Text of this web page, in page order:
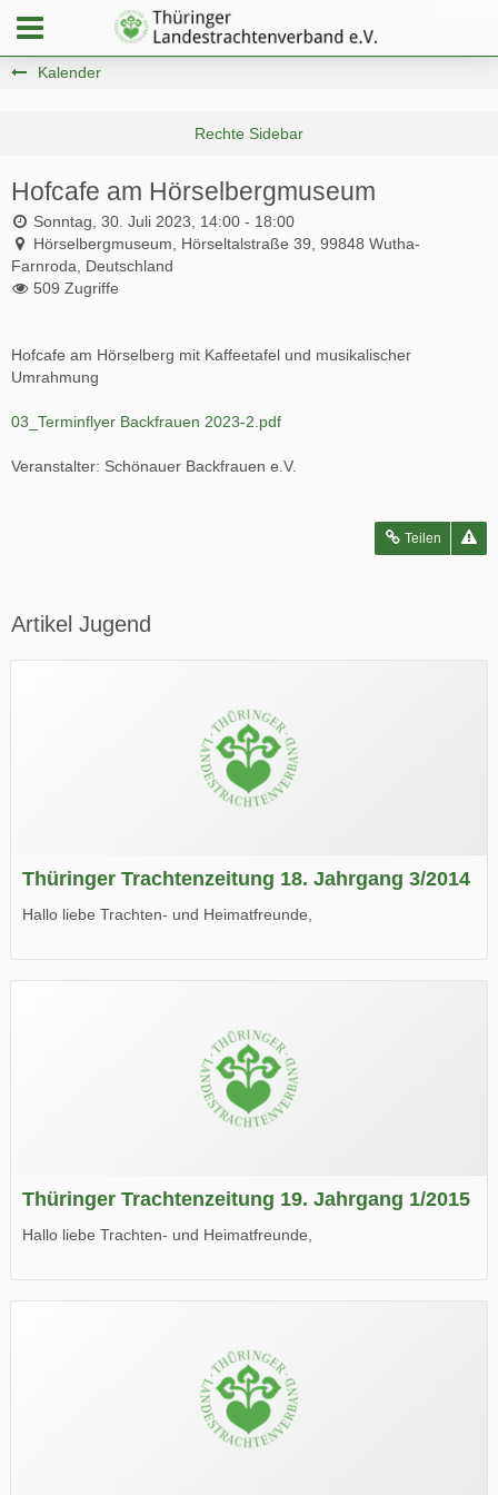
Kalender
Hofcafe am Hörselbergmuseum
Sonntag, 30. Juli 2023, 14:00 - 18:00
Hörselbergmuseum, Hörseltalstraße 39, 99848 Wutha-
Farnroda, Deutschland
509 Zugriffe
Hofcafe am Hörselberg mit Kaffeetafel und musikalischer
Umrahmung
03_Terminflyer Backfrauen 2023-2.pdf
Veranstalter: Schönauer Backfrauen e.V.
Teilen
Artikel Jugend
Thüringer Trachtenzeitung 18. Jahrgang 3/2014
Hallo liebe Trachten- und Heimatfreunde,
Wir wünschen Euch viel Spaß beim Lesen.
Thüringer Trachtenzeitung 19. Jahrgang 1/2015
Hallo liebe Trachten- und Heimatfreunde,
Wir wünschen Euch viel Spaß beim Lesen.